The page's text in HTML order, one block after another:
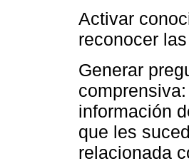
Activar
reconocer
Generar
información
que les
relacionada